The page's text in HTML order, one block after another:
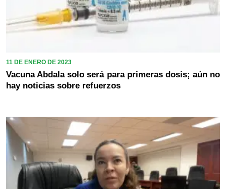
11 DE ENERO DE 2023
Vacuna Abdala solo será para primeras dosis; aún no
hay noticias sobre refuerzos